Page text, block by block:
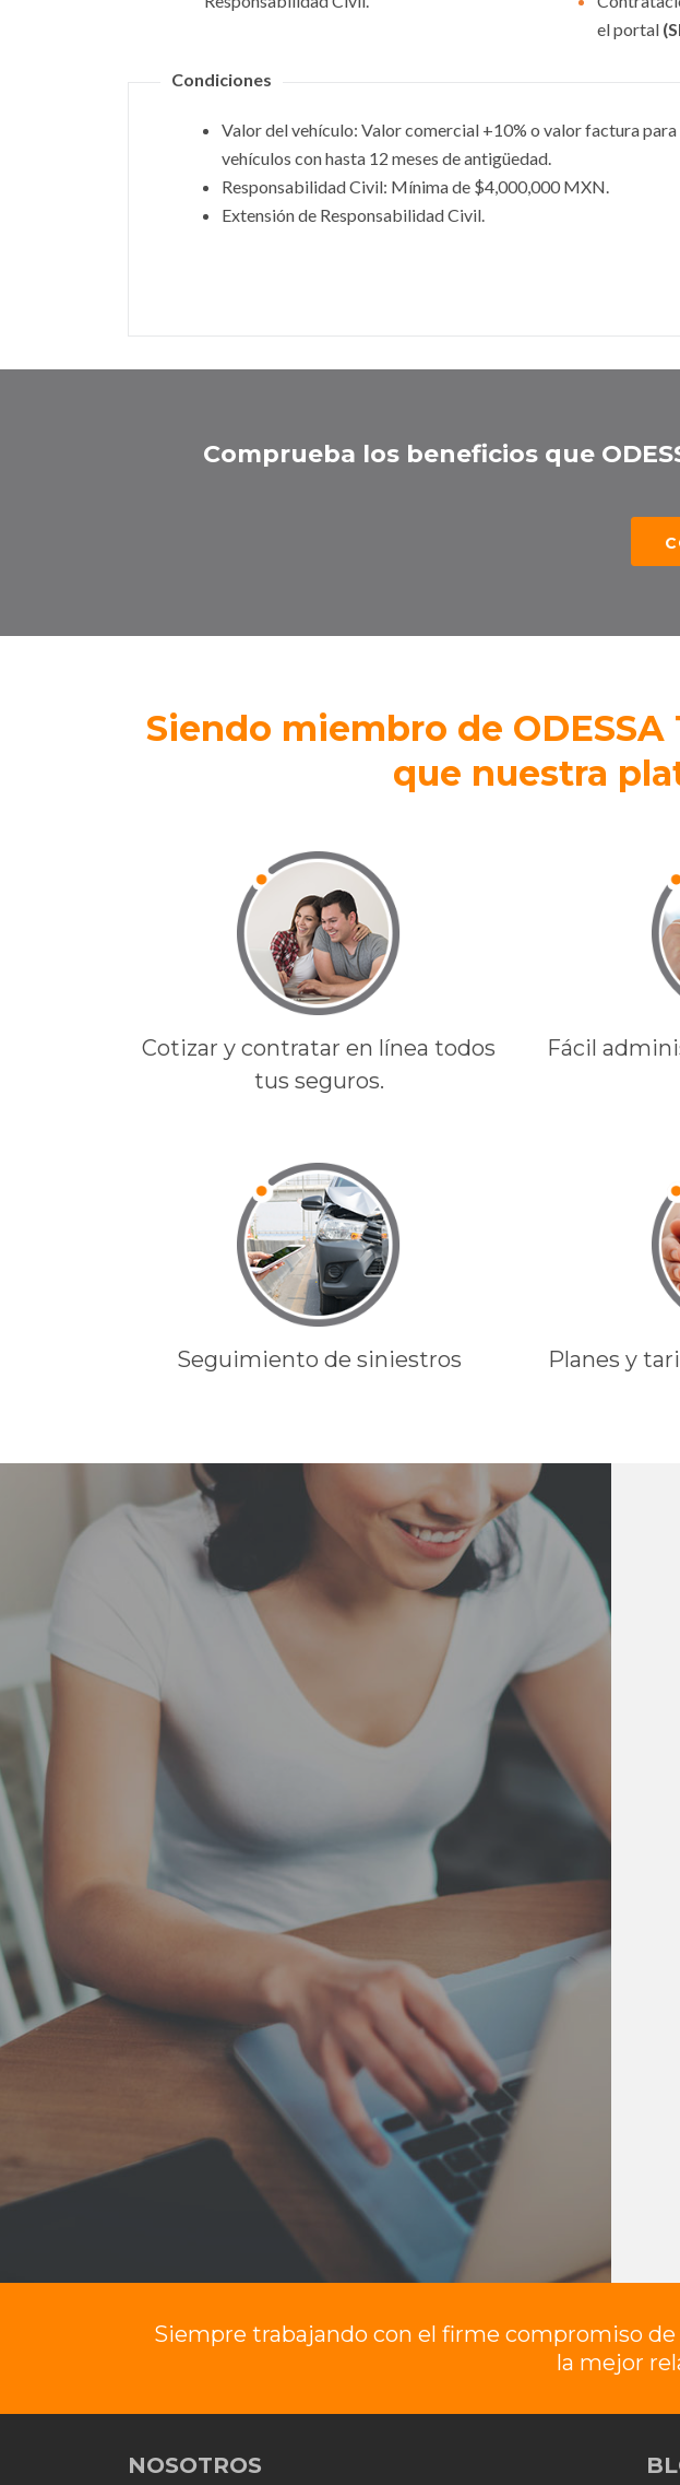
el portal
Condiciones
Valor del vehículo: Valor comercial +10% o valor factura para
vehículos con hasta 12 meses de antigüedad.
Responsabilidad Civil: Mínima de $4,000,000 MXN.
Extensión de Responsabilidad Civil.
Comprueba los beneficios que
Siendo miembro de
que nuestra
Cotizar y contratar en línea todos
tus seguros.
Fácil
Seguimiento de siniestros
Planes y
Siempre trabajando con el firme compromiso
la mejor
NOSOTROS